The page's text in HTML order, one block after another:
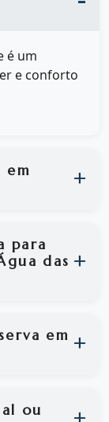
é um
e conforto
em
para
das
em
ou